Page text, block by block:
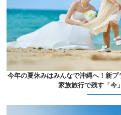
今年の夏休みはみんなで沖縄へ！新
家族旅行で残す「今